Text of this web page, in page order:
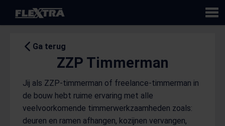
Flextra
Ga terug
ZZP Timmerman
Jij als ZZP-timmerman of freelance-timmerman in
de bouw hebt ruime ervaring met alle
veelvoorkomende timmerwerkzaamheden zoals:
deuren en ramen afhangen, kozijnen vervangen,